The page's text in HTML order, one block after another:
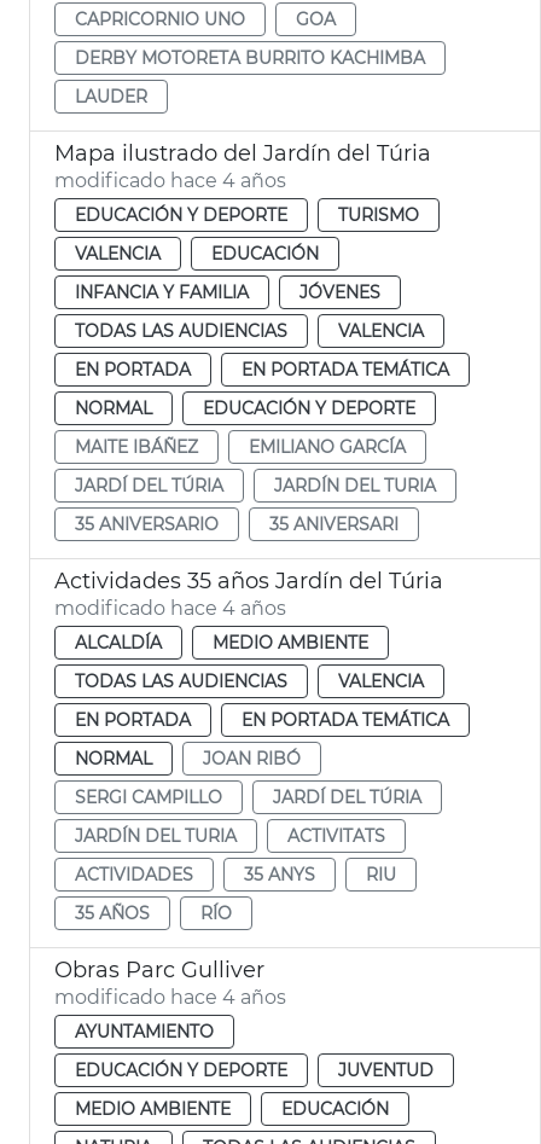
CAPRICORNIO UNO
GOA
DERBY MOTORETA BURRITO KACHIMBA
LAUDER
Mapa ilustrado del Jardín del Túria
modificado hace 4 años
EDUCACIÓN Y DEPORTE
TURISMO
VALENCIA
EDUCACIÓN
INFANCIA Y FAMILIA
JÓVENES
TODAS LAS AUDIENCIAS
VALENCIA
EN PORTADA
EN PORTADA TEMÁTICA
NORMAL
EDUCACIÓN Y DEPORTE
MAITE IBÁÑEZ
EMILIANO GARCÍA
JARDÍ DEL TÚRIA
JARDÍN DEL TURIA
35 ANIVERSARIO
35 ANIVERSARI
Actividades 35 años Jardín del Túria
modificado hace 4 años
ALCALDÍA
MEDIO AMBIENTE
TODAS LAS AUDIENCIAS
VALENCIA
EN PORTADA
EN PORTADA TEMÁTICA
NORMAL
JOAN RIBÓ
SERGI CAMPILLO
JARDÍ DEL TÚRIA
JARDÍN DEL TURIA
ACTIVITATS
ACTIVIDADES
35 ANYS
RIU
35 AÑOS
RÍO
Obras Parc Gulliver
modificado hace 4 años
AYUNTAMIENTO
EDUCACIÓN Y DEPORTE
JUVENTUD
MEDIO AMBIENTE
EDUCACIÓN